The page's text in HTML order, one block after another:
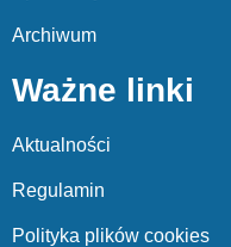
Archiwum
Ważne linki
Aktualności
Regulamin
Polityka plików cookies